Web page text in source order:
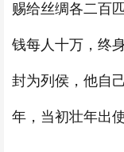
赐给丝绸各二百
钱每人十万，终
封为列侯，他自
年，当初壮年出